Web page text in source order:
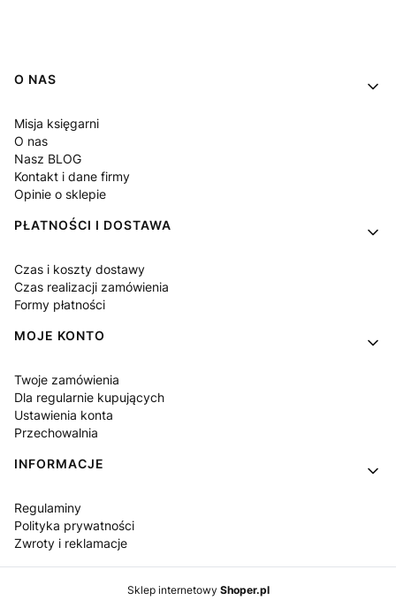
Linki w stopce
O NAS
Misja księgarni
O nas
Nasz BLOG
Kontakt i dane firmy
Opinie o sklepie
PŁATNOŚCI I DOSTAWA
Czas i koszty dostawy
Czas realizacji zamówienia
Formy płatności
MOJE KONTO
Twoje zamówienia
Dla regularnie kupujących
Ustawienia konta
Przechowalnia
INFORMACJE
Regulaminy
Polityka prywatności
Zwroty i reklamacje
Sklep internetowy Shoper.pl